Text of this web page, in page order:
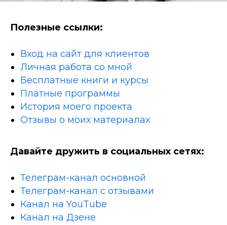
Полезные ссылки:
Вход на сайт для клиентов
Личная работа со мной
Бесплатные книги и курсы
Платные программы
История моего проекта
Отзывы о моих материалах
Давайте дружить в социальных сетях:
Телеграм-канал основной
Телеграм-канал с отзывами
Канал на YouTube
Канал на Дзене